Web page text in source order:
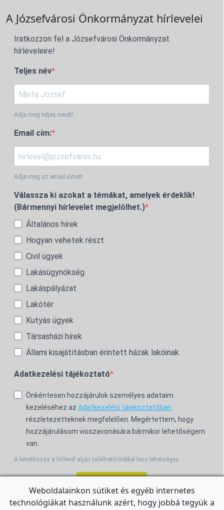
A Józsefvárosi Önkormányzat hírlevelei
Iratkozzon fel a Józsefvárosi Önkormányzat
hírleveleire!
Teljes név
Adja meg teljes nevét!
Email cím:
Adja meg az email címét!
Válassza ki azokat a témákat, amelyek érdeklik!
(Bármennyi hírlevelet megjelölhet.)
Általános hírek
Hogyan vehetek részt
Civil ügyek
Lakásügynökség
Lakáspályázat
Lakótér
Kutyás ügyek
Társasházi hírek
Állami kisajátításban érintett házak lakóinak
Adatkezelési tájékoztató
Önkéntesen hozzájárulok személyes adataim
kezeléséhez az Adatkezelési tájékoztatóban
részletezetteknek megfelelően. Megértettem, hogy
hozzájárulásom visszavonására bármikor lehetőségem
van.
A leiratkozás a hírlevél alján található linkkel lesz lehetséges.
Weboldalainkon sütiket és egyéb internetes
technológiákat használunk azért, hogy jobbá tegyük a